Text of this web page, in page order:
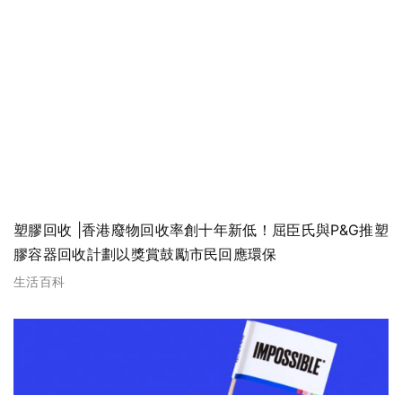
塑膠回收 |香港廢物回收率創十年新低！屈臣氏與P&G推塑
膠容器回收計劃以獎賞鼓勵市民回應環保
生活百科